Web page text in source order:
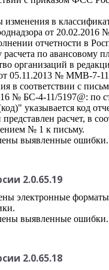
изменения в
от 20.02.2016
отчетности в
по авансовому
организаций в
05.11.2013 № ММВ-7-
в соответствии с
№ БС-4-11/5197@: по
указывается код
расчет, в
№ 1 к письму.
выявленные ошибки.
2.0.65.19
электронные
выявленные ошибки.
2.0.65.18